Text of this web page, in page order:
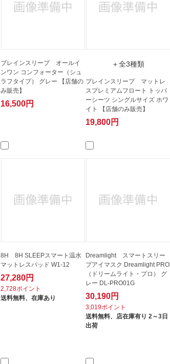
ブレインスリープ オールイ
ンワン コンフォーター（シュ
ラフタイプ） グレー 【店舗の
み販売】
16,500円
＋全3種類
ブレインスリープ マットレ
スプレミアムフロート トッパ
ーシーツ シングルサイズ ホワ
イト 【店舗のみ販売】
19,800円
8H 8H SLEEPスマート温水
マットレスパッド W1-12
27,280円
2,728ポイント
送料無料、 在庫あり
Dreamlight スマートスリー
プアイマスク Dreamlight PRO
（ドリームライト・プロ） グ
レー DL-PRO01G
30,190円
3,019ポイント
送料無料、 店在庫有り 2～3日
出荷